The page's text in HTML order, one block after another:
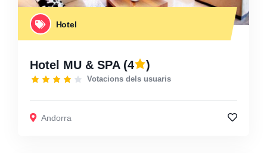
Hotel
Hotel MU & SPA(4 )
Votacions dels usuaris
Andorra